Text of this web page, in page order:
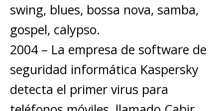
swing, blues, bossa nova, samba,
gospel, calypso.
2004 – La empresa de software de
seguridad informática Kaspersky
detecta el primer virus para